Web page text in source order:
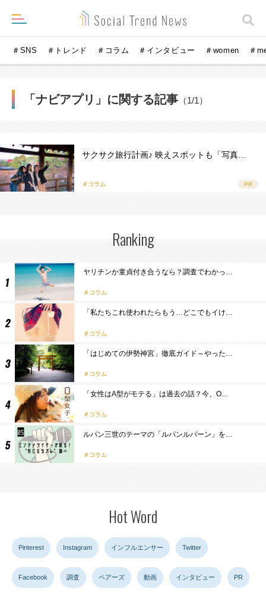
＃SNS ＃トレンド ＃コラム ＃インタビュー ＃women ＃
「ナビアプリ」に関する記事 （1/1）
サクサク旅行計画♪ 映えスポットも「写真…
＃コラム PR
Ranking
ヤリチンか童貞付き合うなら？調査でわかっ…
コラム
「私たちこれ使われたらもう…どこでもイけ…
コラム
「はじめての伊勢神宮」徹底ガイド～やった…
コラム
「女性はA型がモテる」は過去の話？今、O…
コラム
ルパン三世のテーマの「ルパンルパーン」を…
コラム
Hot Word
Pinterest Instagram インフルエンサー Twitter
Facebook 調査 ペアーズ 動画 インタビュー PR